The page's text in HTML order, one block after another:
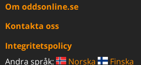
Om oddsonline.se
Kontakta oss
Integritetspolicy
Andra språk:
Norska Finska